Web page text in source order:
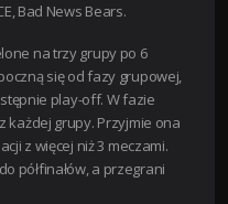
Bad News Bears.
na trzy grupy po 6
się od fazy grupowej,
play-off. W fazie
każdej grupy. Przyjmie ona
z więcej niż 3 meczami.
półfinałów, a przegrani